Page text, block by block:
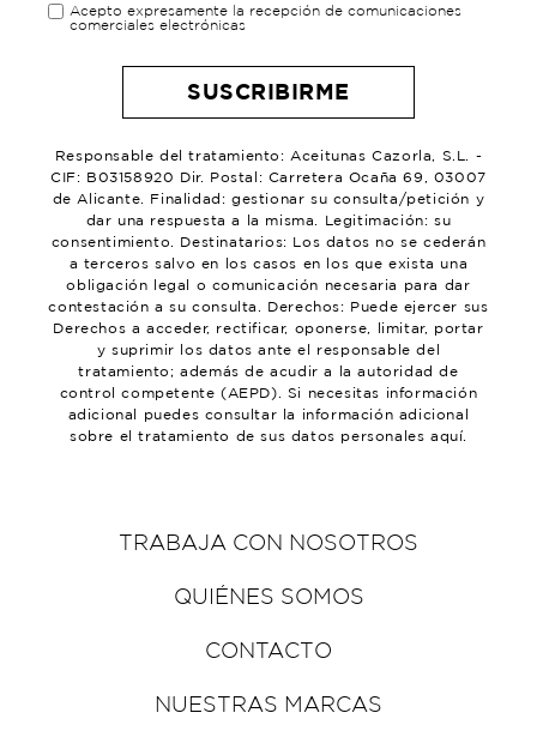
Acepto expresamente la recepción de comunicaciones
comerciales electrónicas
Responsable del tratamiento: Aceitunas Cazorla, S.L. -
CIF: B03158920 Dir. Postal: Carretera Ocaña 69, 03007
de Alicante. Finalidad: gestionar su consulta/petición y
dar una respuesta a la misma. Legitimación: su
consentimiento. Destinatarios: Los datos no se cederán
a terceros salvo en los casos en los que exista una
obligación legal o comunicación necesaria para dar
contestación a su consulta. Derechos: Puede ejercer sus
Derechos a acceder, rectificar, oponerse, limitar, portar
y suprimir los datos ante el responsable del
tratamiento; además de acudir a la autoridad de
control competente (AEPD). Si necesitas información
adicional puedes consultar la información adicional
sobre el tratamiento de sus datos personales aquí.
TRABAJA CON NOSOTROS
QUIÉNES SOMOS
CONTACTO
NUESTRAS MARCAS